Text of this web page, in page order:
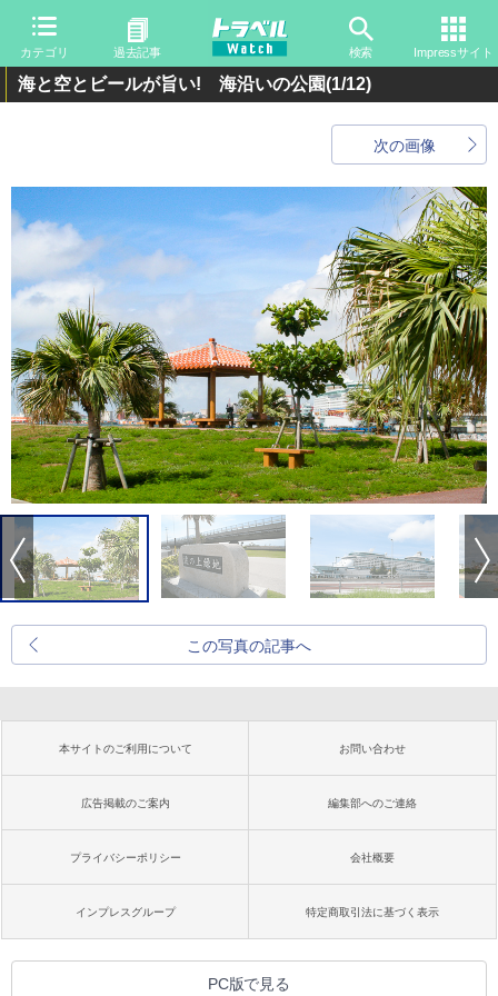
カテゴリ 過去記事 検索 Impressサイト
海と空とビールが旨い! 海沿いの公園(1/12)
次の画像
この写真の記事へ
本サイトのご利用について お問い合わせ
広告掲載のご案内 編集部へのご連絡
プライバシーポリシー 会社概要
インプレスグループ 特定商取引法に基づく表示
PC版で見る